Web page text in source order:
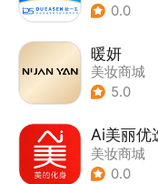
0.0
暖妍
美妆商城
5.0
Ai美丽优
美妆商城
0.0